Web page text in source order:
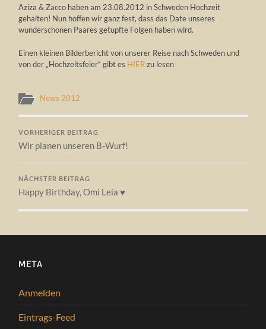
Aziza & Zacco haben am 23.08.2012 in Schweden Hochzeit
gehalten! Nun hoffen wir ganz fest, dass das Date unseres
wunderschönen Paares getupfte Folgen haben wird.
Einen kleinen Bilderbericht von unserer Reise nach Schweden und
von der „Hochzeitsfeier“ gibt es HIERzu lesen
News 2012
VORHERIGER BEITRAG
Wir planen unseren B-Wurf!
NÄCHSTER BEITRAG
Happy Birthday, Omi Leia ♥
META
Anmelden
Eintrags-Feed